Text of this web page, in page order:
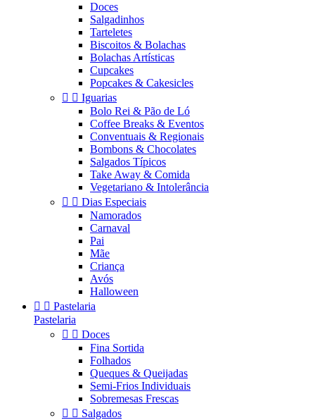
Doces
Salgadinhos
Tarteletes
Biscoitos & Bolachas
Bolachas Artísticas
Cupcakes
Popcakes & Cakesicles
  Iguarias
Bolo Rei & Pão de Ló
Coffee Breaks & Eventos
Conventuais & Regionais
Bombons & Chocolates
Salgados Típicos
Take Away & Comida
Vegetariano & Intolerância
  Dias Especiais
Namorados
Carnaval
Pai
Mãe
Criança
Avós
Halloween
  Pastelaria
Pastelaria
  Doces
Fina Sortida
Folhados
Queques & Queijadas
Semi-Frios Individuais
Sobremesas Frescas
  Salgados